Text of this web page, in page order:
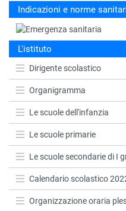
Indicazioni e norme
L'istituto
Dirigente scolastico
Organigramma
Le scuole dell'infanzia
Le scuole primarie
Le scuole secondarie di I
Calendario scolastico
Organizzazione oraria